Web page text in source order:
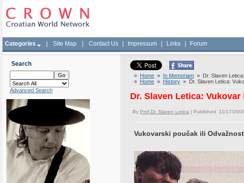
Categories Site Map Contact Us Impressum Links Forum
Search
Advanced Search
» Home » In Memoriam » Dr. Slaven
» Home » History » Dr. Slaven Letica:
Dr. Slaven Letica:
By Prof.Dr. Slaven Letica | Published 11/17/
Vukovarski poučak ili